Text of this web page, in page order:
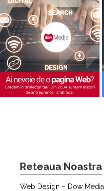
Reteaua Noastra
Web Design – Dow Media